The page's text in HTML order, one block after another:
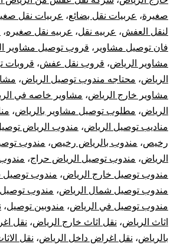
صغيرة، عربيات نقل بضائع، عربيات نقل
لنقل العفش، عربيه نقل، عربيه نقل صغيره،
فان توصيل مشاوير ، قروب توصيل مشاوير
مشاوير الرياض، قروب نقل عفش، قروبات
الرياض، محتاجه مندوب توصيل الرياض،
مشاوير خارج الرياض، مشاوير خاصه في
الرياض، مطلوب توصيل مشاوير بالرياض،
مناديب توصيل الرياض، مندوب الرياض
رخيص، مندوب بالرياض رخيص، مندوب
الرياض، مندوب توصيل الرياض حراج،
مندوب توصيل خارج الرياض، مندوب توصيل
مندوب توصيل شمال الرياض، مندوب
مندوب توصيل في الرياض، مندوبين توصيل،
اثاث الرياض، نقل اثاث خارج الرياض، نقل
بالرياض، نقل اغراض داخل الرياض، نقل